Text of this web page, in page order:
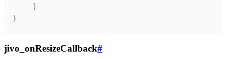
    }
}
jivo_onResizeCallback#